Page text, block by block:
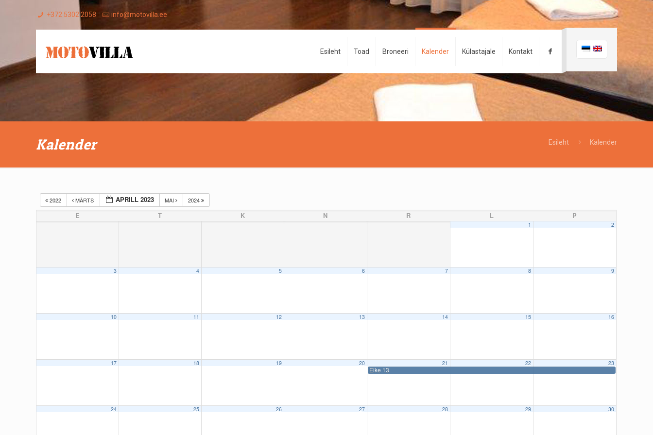
+372 5302 2058 info@motovilla.ee
Esileht Toad Broneeri Kalender Külastajale Kontakt
Kalender Esileht Kalender
2022 MÄRTS APRILL 2023 MAI 2024
E T K N R L P
1 2
3 4 5 6 7 8 9
10 11 12 13 14 15 16
17 18 19 20 21
Eike 13
22 23
24 25 26 27 28 29 30